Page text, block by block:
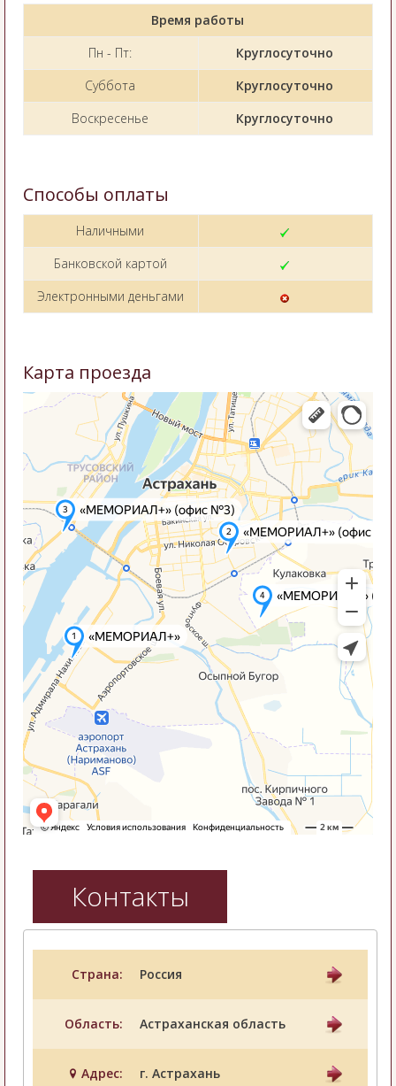
Время работы
Пн - Пт:
Круглосуточно
Суббота
Круглосуточно
Воскресенье
Круглосуточно
Способы оплаты
Наличными
Банковской картой
Электронными деньгами
Карта проезда
Контакты
Страна: Россия
Область: Астраханская область
Адрес: г. Астрахань